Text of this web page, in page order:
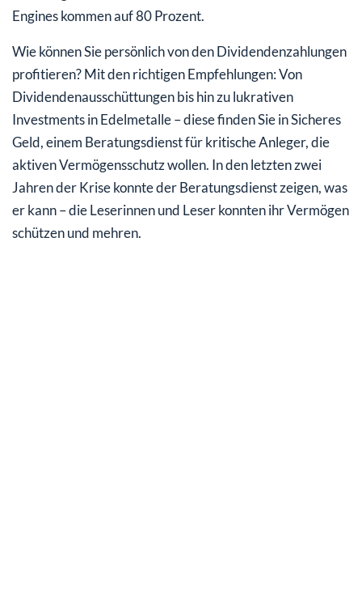
Engines kommen auf 80 Prozent.
Wie können Sie persönlich von den Dividendenzahlungen
profitieren? Mit den richtigen Empfehlungen: Von
Dividendenausschüttungen bis hin zu lukrativen
Investments in Edelmetalle – diese finden Sie in Sicheres
Geld, einem Beratungsdienst für kritische Anleger, die
aktiven Vermögensschutz wollen. In den letzten zwei
Jahren der Krise konnte der Beratungsdienst zeigen, was
er kann – die Leserinnen und Leser konnten ihr Vermögen
schützen und mehren.